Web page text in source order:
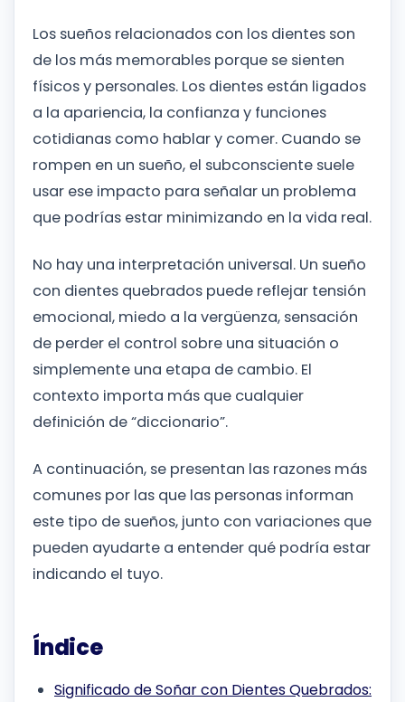
Los sueños relacionados con los dientes son
de los más memorables porque se sienten
físicos y personales. Los dientes están ligados
a la apariencia, la confianza y funciones
cotidianas como hablar y comer. Cuando se
rompen en un sueño, el subconsciente suele
usar ese impacto para señalar un problema
que podrías estar minimizando en la vida real.
No hay una interpretación universal. Un sueño
con dientes quebrados puede reflejar tensión
emocional, miedo a la vergüenza, sensación
de perder el control sobre una situación o
simplemente una etapa de cambio. El
contexto importa más que cualquier
definición de “diccionario”.
A continuación, se presentan las razones más
comunes por las que las personas informan
este tipo de sueños, junto con variaciones que
pueden ayudarte a entender qué podría estar
indicando el tuyo.
Índice
Significado de Soñar con Dientes Quebrados: